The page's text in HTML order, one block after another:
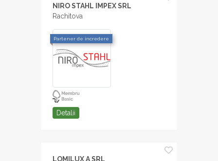
NIRO STAHL IMPEX SRL
Rachitova
Partener de incredere
Detalii
LOMILUX A SRL